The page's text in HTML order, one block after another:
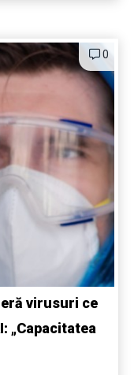
0
virusuri ce
„Capacitatea